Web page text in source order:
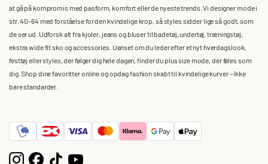
at gå på kompromis med pasform, komfort eller de nyeste trends. Vi designer mode i
str. 40-64 med forståelse for den kvindelige krop, så styles sidder lige så godt, som
de ser ud. Udforsk alt fra kjoler, jeans og bluser til badetøj, undertøj, træningstøj,
ekstra wide fit sko og accessories. Uanset om du leder efter et nyt hverdagslook,
festtøj eller styles, der følger dig hele dagen, finder du plus size mode, der føles som
dig. Shop dine favoritter online og opdag fashion skabt til kvindelige kurver – ikke
bare standarder.